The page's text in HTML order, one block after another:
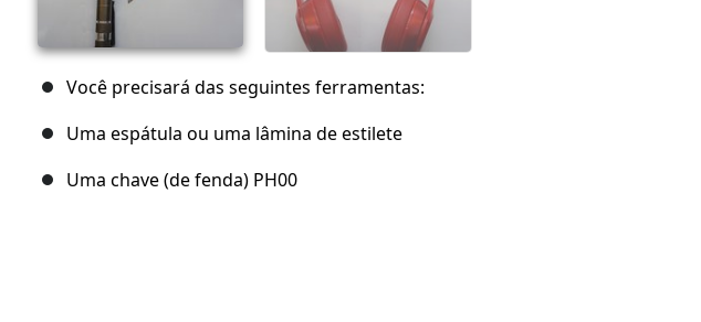
Você precisará das seguintes ferramentas:
Uma espátula ou uma lâmina de estilete
Uma chave (de fenda) PH00